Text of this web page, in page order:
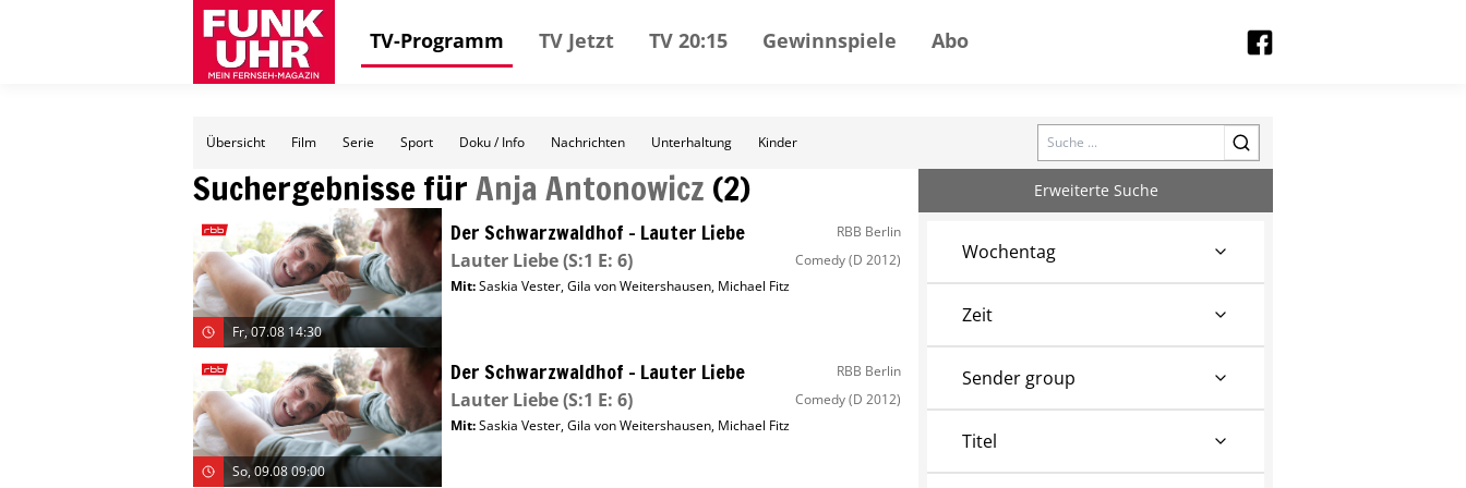
TV-Programm TV Jetzt TV 20:15 Gewinnspiele Abo
Übersicht Film Serie Sport Doku / Info Nachrichten Unterhaltung Kinder Search
Suchergebnisse fürAnja Antonowicz (2)
Fr, 07.08 14:30
Der Schwarzwaldhof – Lauter Liebe RBB Berlin
Lauter Liebe(S:1 E: 6) Comedy(D 2012)
Mit:Saskia Vester,Gila von Weitershausen, Michael Fitz
So, 09.08 09:00
Der Schwarzwaldhof – Lauter Liebe RBB Berlin
Lauter Liebe(S:1 E: 6) Comedy(D 2012)
Mit:Saskia Vester,Gila von Weitershausen, Michael Fitz
Erweiterte Suche
Wochentag
Zeit
Sender group
Titel